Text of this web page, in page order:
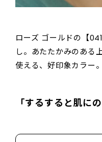
ローズ ゴールドの【
し。あたたかみのある
使える、好印象カラー。
「するすると肌に